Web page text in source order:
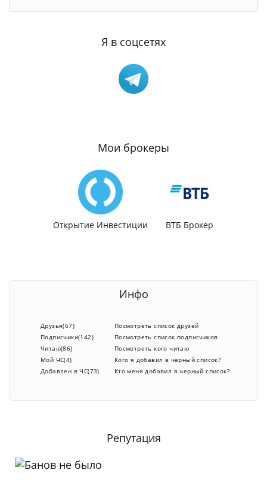
Я в соцсетях
Мои брокеры
Открытие Инвестиции ВТБ Брокер
Инфо
Друзья(67)
Подписчики(142)
Читаю(86)
Мой ЧС(4)
Добавлен в ЧС(73)
Посмотреть список друзей
Посмотреть список подписчиков
Посмотреть кого читаю
Кого я добавил в черный список?
Кто меня добавил в черный список?
Репутация